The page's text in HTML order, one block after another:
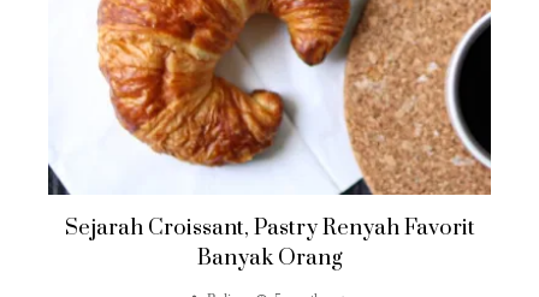
Sejarah Croissant, Pastry Renyah Favorit
Banyak Orang